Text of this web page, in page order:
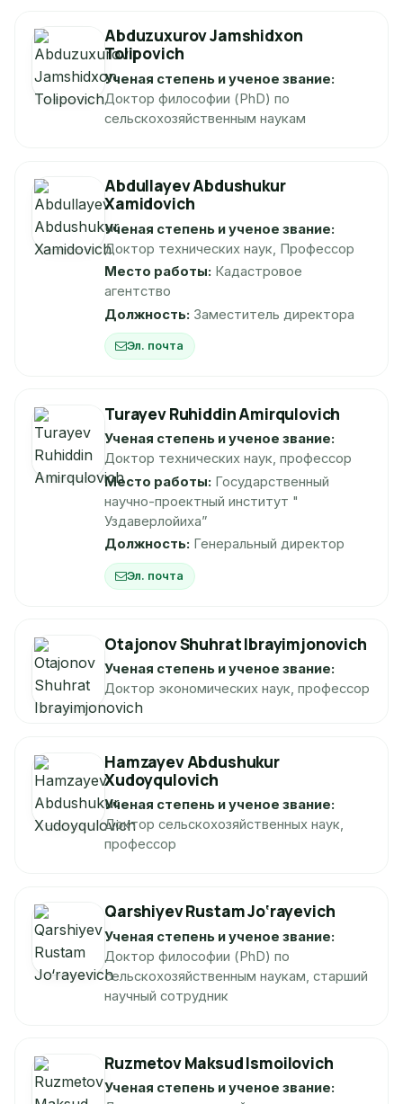
Abduzuxurov Jamshidxon
Tolipovich
Ученая степень и ученое звание:
Доктор философии (PhD) по
сельскохозяйственным наукам
Abdullayev Abdushukur
Xamidovich
Ученая степень и ученое звание:
Доктор технических наук, Профессор
Место работы: Кадастровое
агентство
Должность: Заместитель директора
Эл. почта
Turayev Ruhiddin Amirqulovich
Ученая степень и ученое звание:
Доктор технических наук, профессор
Место работы: Государственный
научно-проектный институт "
Уздаверлойиха”
Должность: Генеральный директор
Эл. почта
Otajonov Shuhrat Ibrayimjonovich
Ученая степень и ученое звание:
Доктор экономических наук, профессор
Hamzayev Abdushukur
Xudoyqulovich
Ученая степень и ученое звание:
Доктор сельскохозяйственных наук,
профессор
Qarshiyev Rustam Jo‘rayevich
Ученая степень и ученое звание:
Доктор философии (PhD) по
сельскохозяйственным наукам, старший
научный сотрудник
Ruzmetov Maksud Ismoilovich
Ученая степень и ученое звание: